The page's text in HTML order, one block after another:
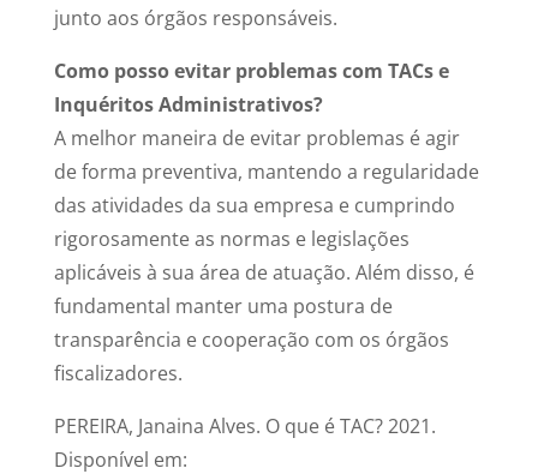
junto aos órgãos responsáveis.
Como posso evitar problemas com TACs e
Inquéritos Administrativos?
A melhor maneira de evitar problemas é agir
de forma preventiva, mantendo a regularidade
das atividades da sua empresa e cumprindo
rigorosamente as normas e legislações
aplicáveis à sua área de atuação. Além disso, é
fundamental manter uma postura de
transparência e cooperação com os órgãos
fiscalizadores.
PEREIRA, Janaina Alves. O que é TAC? 2021.
Disponível em: